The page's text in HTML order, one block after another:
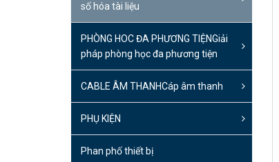
số hóa tài liệu
PHÒNG HOC ĐA PHƯƠNG TIỆNGiải
pháp phòng học đa phương tiện
CABLE ÂM THANHCáp âm thanh
PHỤ KIỆN
Phan phố thiết bị